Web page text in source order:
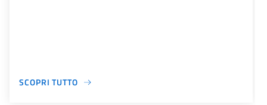
SCOPRI TUTTO